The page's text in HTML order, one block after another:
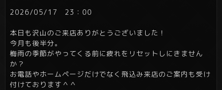
2026/05/17 23：00
本日も沢山のご来店ありがとうございました！
今月も後半分。
梅雨の季節がやってくる前に疲れをリセットしにきません
か？
お電話やホームページだけでなく飛込み来店のご案内も受け
付けております＾＾